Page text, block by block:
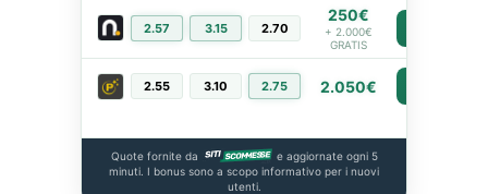
2.57 3.15 2.70
250€
+ 2.000€
GRATIS
2.55 3.10 2.75 2.050€
Quote fornite da
e aggiornate ogni 5
minuti. I bonus sono a scopo informativo per i nuovi
utenti.